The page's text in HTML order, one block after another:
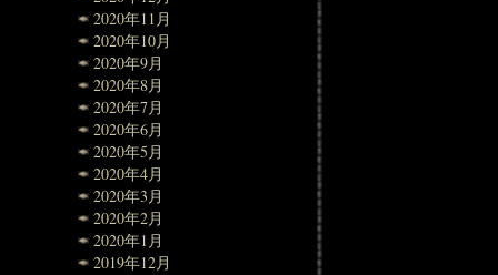
2020年11月
2020年10月
2020年9月
2020年8月
2020年7月
2020年6月
2020年5月
2020年4月
2020年3月
2020年2月
2020年1月
2019年12月